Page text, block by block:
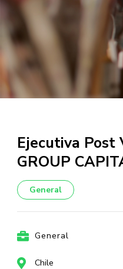
Ejecutiva Post
GROUP
General
General
Chile